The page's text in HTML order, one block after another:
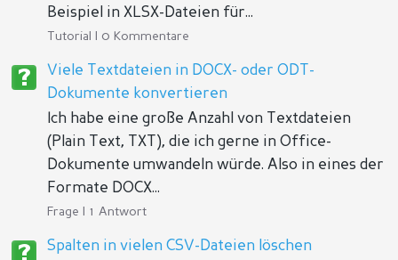
Beispiel in XLSX-Dateien für...
Tutorial | 0 Kommentare
Viele Textdateien in DOCX- oder ODT-
Dokumente konvertieren
Ich habe eine große Anzahl von Textdateien
(Plain Text, TXT), die ich gerne in Office-
Dokumente umwandeln würde. Also in eines der
Formate DOCX...
Frage | 1 Antwort
Spalten in vielen CSV-Dateien löschen